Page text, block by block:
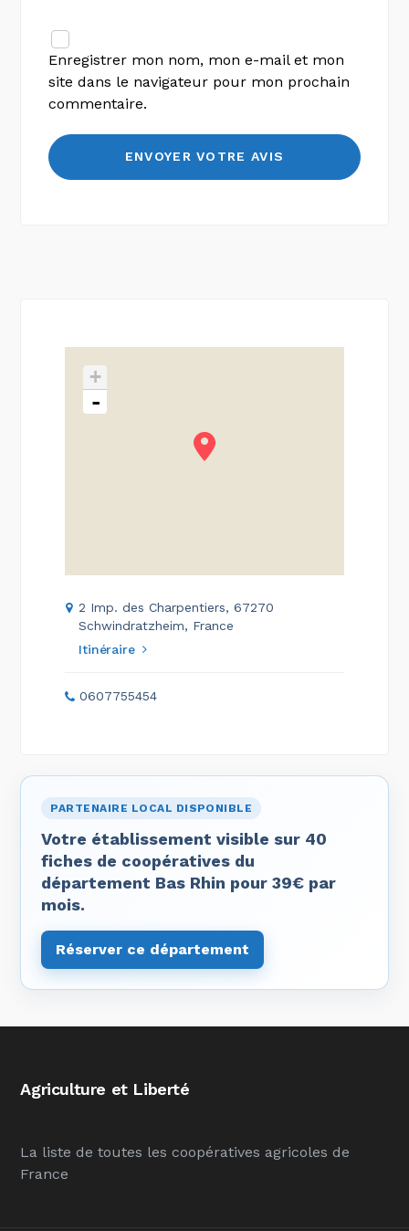
Enregistrer mon nom, mon e-mail et mon
site dans le navigateur pour mon prochain
commentaire.
+
-
2 Imp. des Charpentiers, 67270
Schwindratzheim, France
Itinéraire
0607755454
PARTENAIRE LOCAL DISPONIBLE
Votre établissement visible sur 40
fiches de coopératives du
département Bas Rhin pour 39€ par
mois.
Réserver ce département
Agriculture et Liberté
La liste de toutes les coopératives agricoles de
France